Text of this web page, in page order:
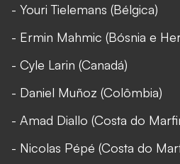
- Youri Tielemans (Bélgica)
- Ermin Mahmic (Bósnia e
- Cyle Larin (Canadá)
- Daniel Muñoz (Colômbia)
- Amad Diallo (Costa do
- Nicolas Pépé (Costa do